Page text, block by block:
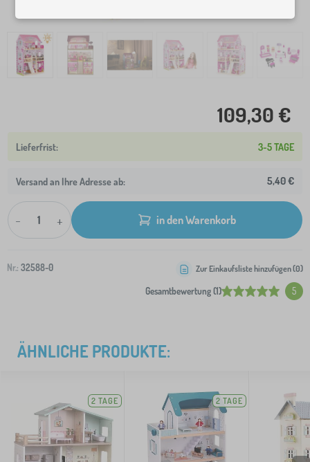
109,30 €
3-5 TAGE
Versand an Ihre Adresse ab: 5,40 €
- + in den Warenkorb
Nr.: 32588-0
Gesamtbewertung (1) 5
Zur Einkaufsliste hinzufügen (0)
ÄHNLICHE PRODUKTE:
2 TAGE 2 TAGE